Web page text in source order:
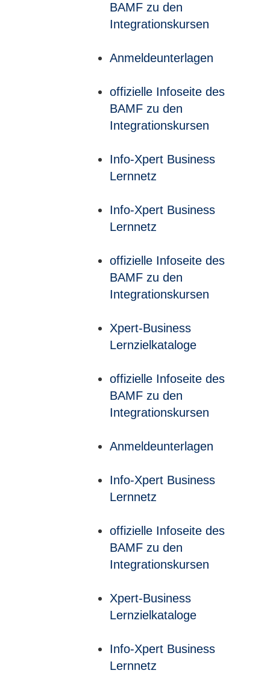
BAMF zu den
Integrationskursen
Anmeldeunterlagen
offizielle Infoseite des
BAMF zu den
Integrationskursen
Info-Xpert Business
Lernnetz
Info-Xpert Business
Lernnetz
offizielle Infoseite des
BAMF zu den
Integrationskursen
Xpert-Business
Lernzielkataloge
offizielle Infoseite des
BAMF zu den
Integrationskursen
Anmeldeunterlagen
Info-Xpert Business
Lernnetz
offizielle Infoseite des
BAMF zu den
Integrationskursen
Xpert-Business
Lernzielkataloge
Info-Xpert Business
Lernnetz